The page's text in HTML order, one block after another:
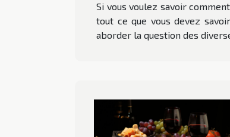
Si vous voulez savoir
tout ce que vous devez
aborder la question des